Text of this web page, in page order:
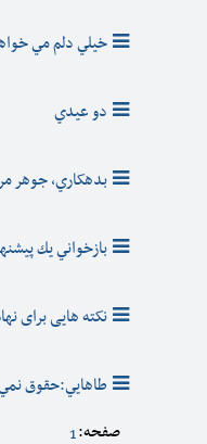
خيلي دلم مي
دو عيدي
بدهکاري، جوهر
بازخواني يك
نکته هایی برای
طاهايي:حقوق
صفحه:1